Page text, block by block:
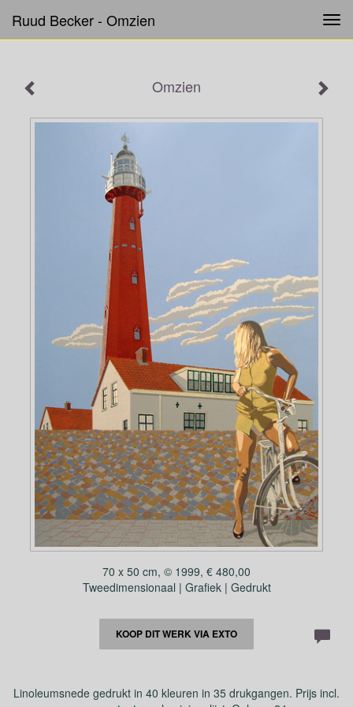
Ruud Becker - Omzien
Omzien
70 x 50 cm, © 1999, € 480,00
Tweedimensionaal | Grafiek | Gedrukt
KOOP DIT WERK VIA EXTO
Linoleumsnede gedrukt in 40 kleuren in 35 drukgangen. Prijs incl.